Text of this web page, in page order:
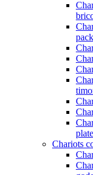
Chariots